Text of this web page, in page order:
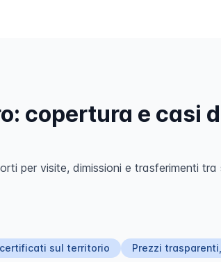
copertura e casi
per visite, dimissioni e trasferimenti tra
sul territorio Prezzi